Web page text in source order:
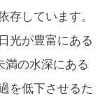
存しています。
光が豊富にある
満の水深にある
を低下させるた